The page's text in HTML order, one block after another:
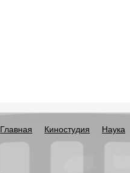
Главная Киностудия Наука